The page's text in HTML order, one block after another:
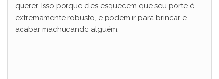
querer. Isso porque eles esquecem que seu porte é
extremamente robusto, e podem ir para brincar e
acabar machucando alguém.